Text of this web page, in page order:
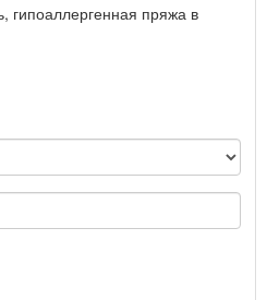
гипоаллергенная пряжа в